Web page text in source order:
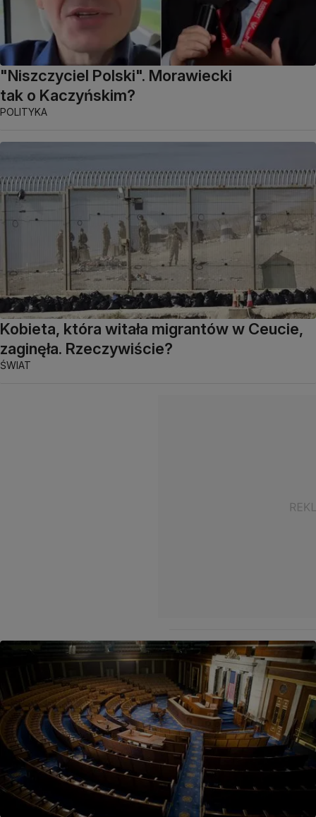
"Niszczyciel Polski". Morawiecki
tak o Kaczyńskim?
POLITYKA
Kobieta, która witała migrantów w Ceucie,
zaginęła. Rzeczywiście?
ŚWIAT